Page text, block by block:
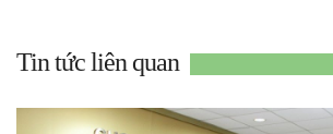
Tin tức liên quan